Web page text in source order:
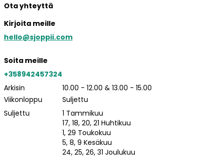
Ota yhteyttä
Kirjoita meille
hello@sjoppii.com
Soita meille
+358942457324
Arkisin
10.00 - 12.00 & 13.00 - 15.00
Viikonloppu
Suljettu
Suljettu
1 Tammikuu
17, 18, 20, 21 Huhtikuu
1, 29 Toukokuu
5, 8, 9 Kesäkuu
24, 25, 26, 31 Joulukuu